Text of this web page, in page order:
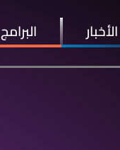
الأخبار البرامج